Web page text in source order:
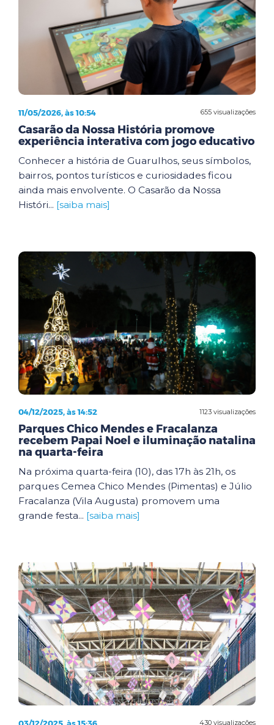
655 visualizações
11/05/2026, às 10:54
Casarão da Nossa História promove
experiência interativa com jogo educativo
Conhecer a história de Guarulhos, seus símbolos,
bairros, pontos turísticos e curiosidades ficou
ainda mais envolvente. O Casarão da Nossa
Históri... [saiba mais]
1123 visualizações
04/12/2025, às 14:52
Parques Chico Mendes e Fracalanza
recebem Papai Noel e iluminação natalina
na quarta-feira
Na próxima quarta-feira (10), das 17h às 21h, os
parques Cemea Chico Mendes (Pimentas) e Júlio
Fracalanza (Vila Augusta) promovem uma
grande festa... [saiba mais]
430 visualizações
03/12/2025, às 15:36